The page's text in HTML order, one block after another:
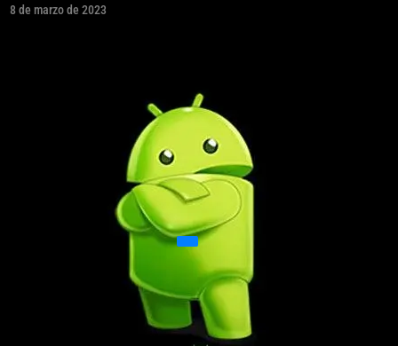
8 de marzo de 2023